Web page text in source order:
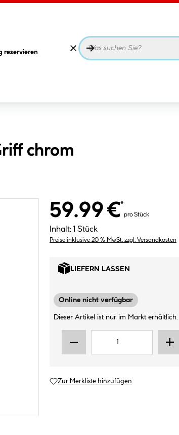
reservieren
chrom
59.99 €*
pro Stück
Inhalt: 1 Stück
Preise inklusive 20 % MwSt. zzgl. Versandkosten
LIEFERN LASSEN
Online nicht verfügbar
Dieser Artikel ist nur im Markt erhältlich.
Zur Merkliste hinzufügen